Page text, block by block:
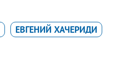
ЕВГЕНИЙ ХАЧЕРИДИ